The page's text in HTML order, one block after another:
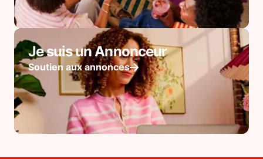
Je suis un Annonceur
Soutien aux annonces